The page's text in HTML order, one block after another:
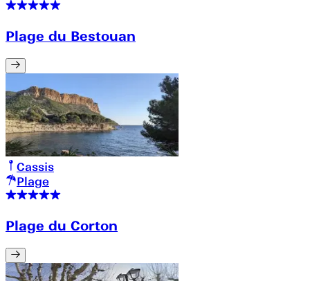
Plage du Bestouan
Cassis
Plage
Plage du Corton